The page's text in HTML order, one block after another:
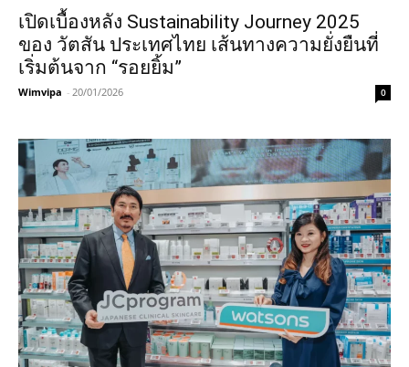
เปิดเบื้องหลัง Sustainability Journey 2025
ของ วัตสัน ประเทศไทย เส้นทางความยั่งยืนที่
เริ่มต้นจาก “รอยยิ้ม”
Wimvipa - 20/01/2026 0